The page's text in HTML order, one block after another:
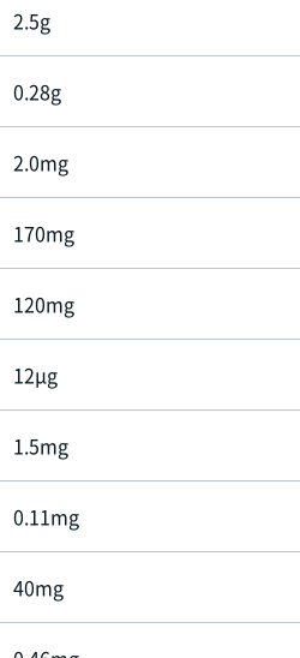
2.5g
0.28g
2.0mg
170mg
120mg
12μg
1.5mg
0.11mg
40mg